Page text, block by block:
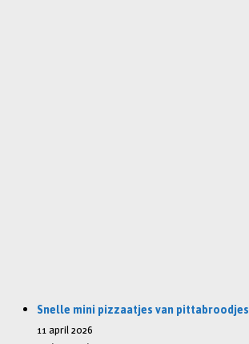
Snelle mini pizzaatjes van pittabroodjes
11 april 2026